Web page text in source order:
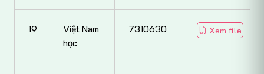
19
Việt Nam
học
7310630 Xem file